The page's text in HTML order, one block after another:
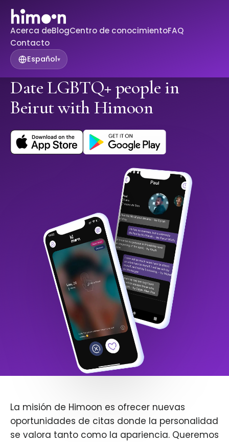
Acerca deBlogCentro de conocimientoFAQ
Contacto
Español▾
Date LGBTQ+ people in
Beirut with Himoon
La misión de Himoon es ofrecer nuevas
oportunidades de citas donde la personalidad
se valora tanto como la apariencia. Queremos